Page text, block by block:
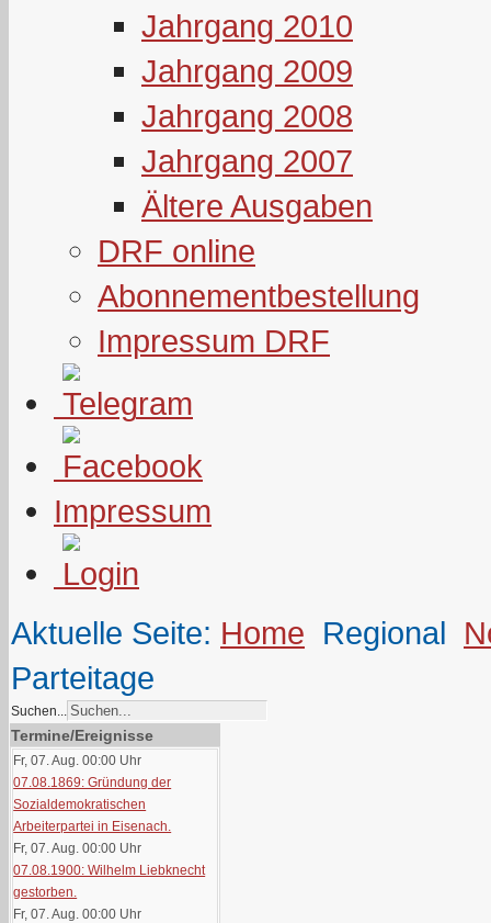
Jahrgang 2010
Jahrgang 2009
Jahrgang 2008
Jahrgang 2007
Ältere Ausgaben
DRF online
Abonnementbestellung
Impressum DRF
Impressum
Aktuelle Seite: Home Regional
Parteitage
Suchen...
Termine/Ereignisse
Fr, 07. Aug. 00:00 Uhr
07.08.1869: Gründung der
Sozialdemokratischen
Arbeiterpartei in Eisenach.
Fr, 07. Aug. 00:00 Uhr
07.08.1900: Wilhelm Liebknecht
gestorben.
Fr, 07. Aug. 00:00 Uhr